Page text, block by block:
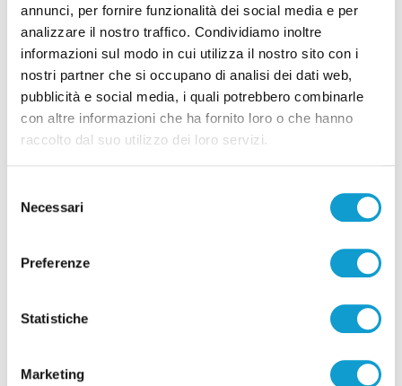
annunci, per fornire funzionalità dei social media e per
analizzare il nostro traffico. Condividiamo inoltre
informazioni sul modo in cui utilizza il nostro sito con i
nostri partner che si occupano di analisi dei dati web,
pubblicità e social media, i quali potrebbero combinarle
con altre informazioni che ha fornito loro o che hanno
raccolto dal suo utilizzo dei loro servizi.
delNecessari
Preferenze
Statistiche
Marketing
Correlati
Detenuto aggredisce cinque agenti nel